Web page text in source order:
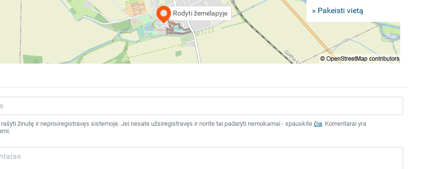
Rodyti žemėlapyje » Pakeisti vietą
žinutę ir neprisiregistravęs sistemoje. Jei nesate užsiregistravęs ir norite tai padaryti nemokamai - spauskite čia. Komentarai yra